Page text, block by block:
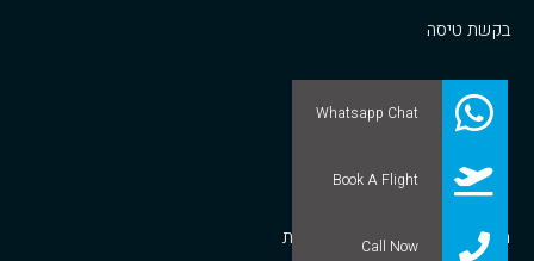
בקשת טיסה
מבנה שוק ספקי הטיסות הפרטיות
Call Now
Book A Flight
Whatsapp Chat